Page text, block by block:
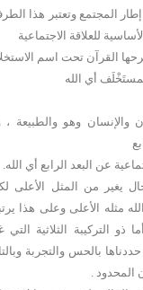
المجتمع وتعتبر هذا
للعلاقة الاجتماعية
القرآن تحت اسم
أي الله
والإنسان وهو والطبيعة
عن البعد الرابع أي الله.
يغير من المثل الأعلى
الله مثله الأعلى وعلى هذا
ذو التركيبة الثلاثية
بالحس والتجربة
.